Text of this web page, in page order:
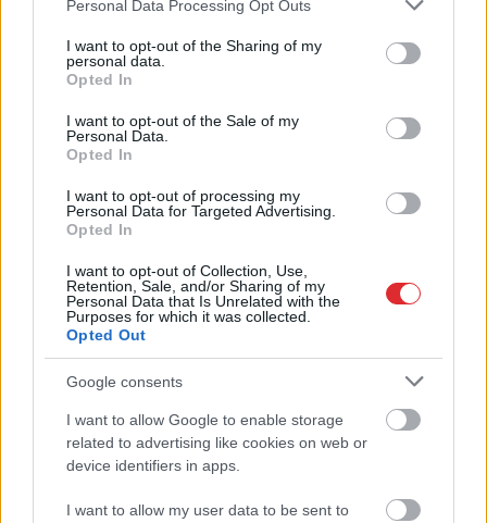
not limited to your visit or usage behaviour. You may click to
grant or deny consent to Google and its third-party tags to
use your data for below specified purposes in below Google
consent section.
Personal Data Processing Opt Outs
I want to opt-out of the Sharing of my
personal data.
Opted In
I want to opt-out of the Sale of my
Personal Data.
Opted In
I want to opt-out of processing my
Personal Data for Targeted Advertising.
Opted In
I want to opt-out of Collection, Use,
Retention, Sale, and/or Sharing of my
Personal Data that Is Unrelated with the
Purposes for which it was collected.
Opted Out
Google consents
I want to allow Google to enable storage
related to advertising like cookies on web or
device identifiers in apps.
I want to allow my user data to be sent to
tomātu, taču, pārgriežot to
uz pusēm, viņu sagaida
pārsteigums
duncis mugurā!
Bagātā Krievijas
kaimiņvalsts praktiski
naftas iepirkšanas
vārdus, kas apgriezti
augšpēdus, ar tevi
pagaidām viss ir
kārtībā
Atcelt Ziņot